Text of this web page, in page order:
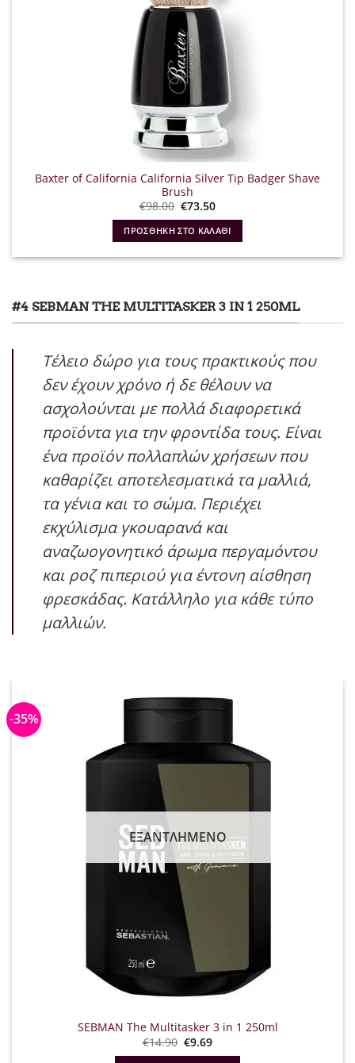
Baxter of California California Silver Tip Badger Shave
Brush
€98.00 Original
was:
€98.00.
€73.50Η
τιμή
είναι:
€73.50.
ΠΡΟΣΘΉΚΗ ΣΤΟ ΚΑΛΆΘΙ
#4 SEBMAN THE MULTITASKER 3 IN 1 250ML
Τέλειο δώρο για τους πρακτικούς που
δεν έχουν χρόνο ή δε θέλουν να
ασχολούνται με πολλά διαφορετικά
προϊόντα για την φροντίδα τους. Είναι
ένα προϊόν πολλαπλών χρήσεων που
καθαρίζει αποτελεσματικά τα μαλλιά,
τα γένια και το σώμα. Περιέχει
εκχύλισμα γκουαρανά και
αναζωογονητικό άρωμα περγαμόντου
και ροζ πιπεριού για έντονη αίσθηση
φρεσκάδας. Κατάλληλο για κάθε τύπο
μαλλιών.
-35%
ΕΞΑΝΤΛΗΜΈΝΟ
SEBMAN The Multitasker 3 in 1 250ml
€14.90 Original
price
€9.69Η